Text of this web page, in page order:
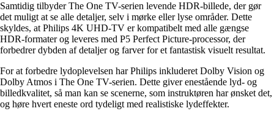
Samtidig tilbyder The One TV-serien levende HDR-billede, der gør
det muligt at se alle detaljer, selv i mørke eller lyse områder. Dette
skyldes, at Philips 4K UHD-TV er kompatibelt med alle gængse
HDR-formater og leveres med P5 Perfect Picture-processor, der
forbedrer dybden af detaljer og farver for et fantastisk visuelt resultat.
For at forbedre lydoplevelsen har Philips inkluderet Dolby Vision og
Dolby Atmos i The One TV-serien. Dette giver enestående lyd- og
billedkvalitet, så man kan se scenerne, som instruktøren har ønsket det,
og høre hvert eneste ord tydeligt med realistiske lydeffekter.